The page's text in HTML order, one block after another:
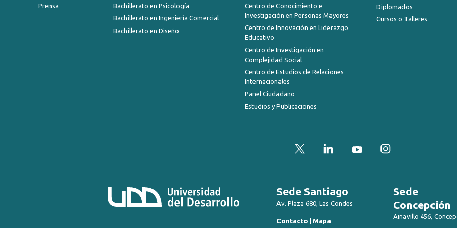
Prensa
Bachillerato en Psicología
Bachillerato en Ingeniería Comercial
Bachillerato en Diseño
Centro de Conocimiento e
Investigación en Personas Mayores
Centro de Innovación en Liderazgo
Educativo
Centro de Investigación en
Complejidad Social
Centro de Estudios de Relaciones
Internacionales
Panel Ciudadano
Estudios y Publicaciones
Diplomados
Cursos o Talleres
Twitter LinkedInYouTubeInstagram
Sede Santiago
Av. Plaza 680, Las Condes
Contacto | Mapa
Sede
Concepción
Ainavillo 456,